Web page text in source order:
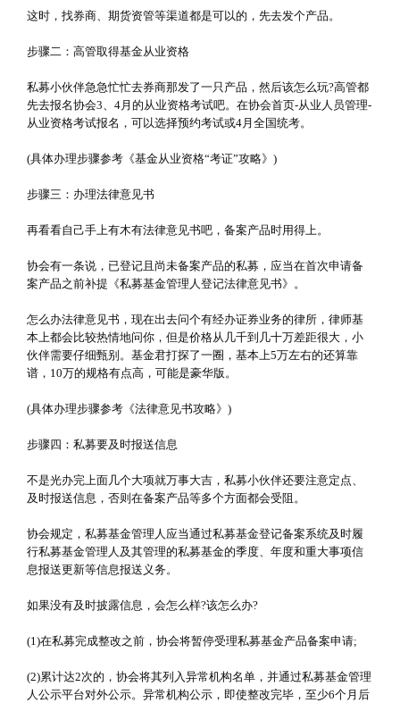
这时，找券商、期货资管等渠道都是可以的，先去发个产品。
步骤二：高管取得基金从业资格
私募小伙伴急急忙忙去券商那发了一只产品，然后该怎么玩?高管都
先去报名协会3、4月的从业资格考试吧。在协会首页-从业人员管理-
从业资格考试报名，可以选择预约考试或4月全国统考。
(具体办理步骤参考《基金从业资格“考证”攻略》)
步骤三：办理法律意见书
再看看自己手上有木有法律意见书吧，备案产品时用得上。
协会有一条说，已登记且尚未备案产品的私募，应当在首次申请备
案产品之前补提《私募基金管理人登记法律意见书》。
怎么办法律意见书，现在出去问个有经办证券业务的律所，律师基
本上都会比较热情地问你，但是价格从几千到几十万差距很大，小
伙伴需要仔细甄别。基金君打探了一圈，基本上5万左右的还算靠
谱，10万的规格有点高，可能是豪华版。
(具体办理步骤参考《法律意见书攻略》)
步骤四：私募要及时报送信息
不是光办完上面几个大项就万事大吉，私募小伙伴还要注意定点、
及时报送信息，否则在备案产品等多个方面都会受阻。
协会规定，私募基金管理人应当通过私募基金登记备案系统及时履
行私募基金管理人及其管理的私募基金的季度、年度和重大事项信
息报送更新等信息报送义务。
如果没有及时披露信息，会怎么样?该怎么办?
(1)在私募完成整改之前，协会将暂停受理私募基金产品备案申请;
(2)累计达2次的，协会将其列入异常机构名单，并通过私募基金管理
人公示平台对外公示。异常机构公示，即使整改完毕，至少6个月后